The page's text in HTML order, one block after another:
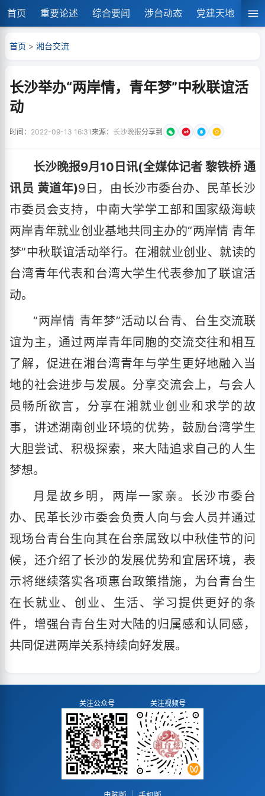
首页 重要论述 综合要闻 涉台动态 党建天地 湘
首页 > 湘台交流
长沙举办“两岸情，青年梦”中秋联谊活
动
时间： 2022-09-13 16:31来源： 长沙晚报分享到
长沙晚报9月10日讯(全媒体记者 黎铁桥 通
讯员 黄道年)9日，由长沙市委台办、民革长沙
市委员会支持，中南大学学工部和国家级海峡
两岸青年就业创业基地共同主办的“两岸情 青年
梦”中秋联谊活动举行。在湘就业创业、就读的
台湾青年代表和台湾大学生代表参加了联谊活
动。
“两岸情 青年梦”活动以台青、台生交流联
谊为主，通过两岸青年同胞的交流交往和相互
了解，促进在湘台湾青年与学生更好地融入当
地的社会进步与发展。分享交流会上，与会人
员畅所欲言，分享在湘就业创业和求学的故
事，讲述湖南创业环境的优势，鼓励台湾学生
大胆尝试、积极探索，来大陆追求自己的人生
梦想。
月是故乡明，两岸一家亲。长沙市委台
办、民革长沙市委会负责人向与会人员并通过
现场台青台生向其在台亲属致以中秋佳节的问
候，还介绍了长沙的发展优势和宜居环境，表
示将继续落实各项惠台政策措施，为台青台生
在长就业、创业、生活、学习提供更好的条
件，增强台青台生对大陆的归属感和认同感，
共同促进两岸关系持续向好发展。
关注公众号 关注视频号